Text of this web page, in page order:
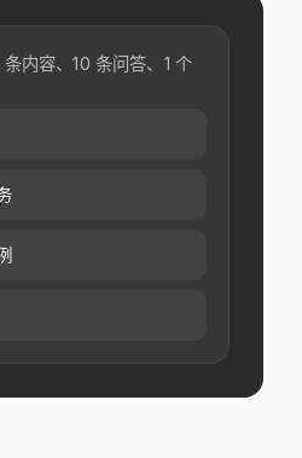
内容、10 条问答、1 个